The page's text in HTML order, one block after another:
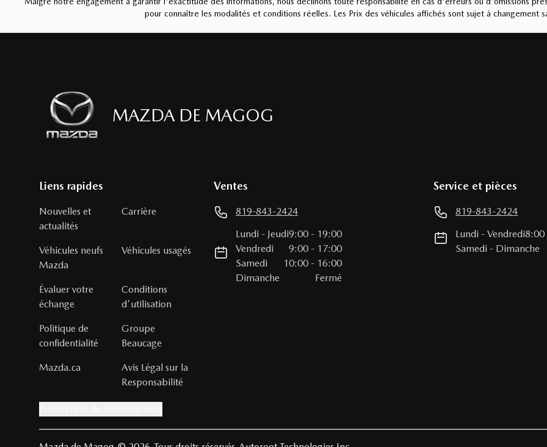
pour connaître les modalités et conditions réelles. Les Prix des véhicules affichés sont sujet à changement
MAZDA DE MAGOG
Liens rapides
Nouvelles et
actualités
Carrière
Véhicules neufs
Mazda
Véhicules usagés
Évaluer votre
échange
Conditions
d'utilisation
Politique de
confidentialité
Groupe
Beaucage
Mazda.ca
Avis Légal sur la
Responsabilité
Ventes
819-843-2424
Lundi - Jeudi9:00 - 19:00
Vendredi
9:00 - 17:00
Samedi
10:00 - 16:00
Dimanche
Fermé
Service et pièces
819-843-2424
Lundi -Vendredi8:00
Samedi - Dimanche